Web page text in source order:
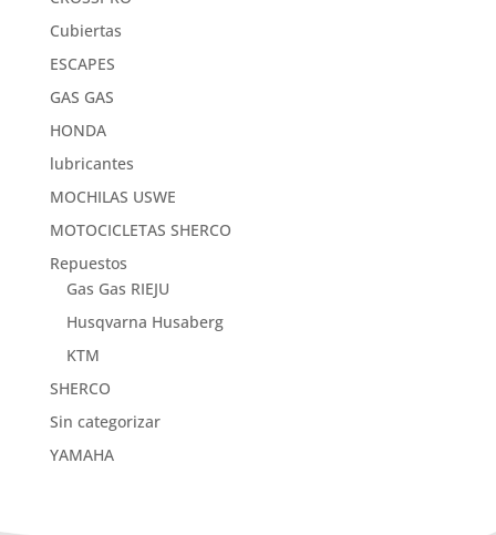
Cubiertas
ESCAPES
GAS GAS
HONDA
lubricantes
MOCHILAS USWE
MOTOCICLETAS SHERCO
Repuestos
Gas Gas RIEJU
Husqvarna Husaberg
KTM
SHERCO
Sin categorizar
YAMAHA